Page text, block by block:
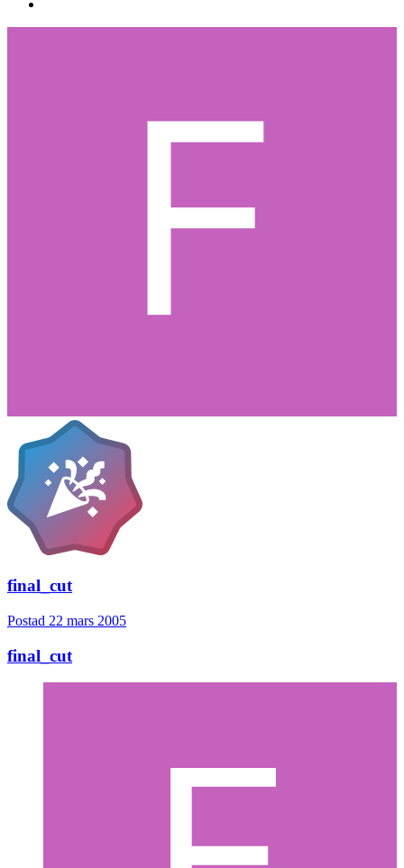
final_cut
Postad 22 mars 2005
final_cut